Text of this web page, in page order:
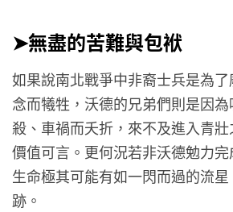
➤無盡的苦難與包袱
如果說南北戰爭中非裔士兵是為
念而犧牲，沃德的兄弟們則是因
殺、車禍而夭折，來不及進入青
價值可言。更何況若非沃德勉力
生命極其可能有如一閃而過的流
跡。